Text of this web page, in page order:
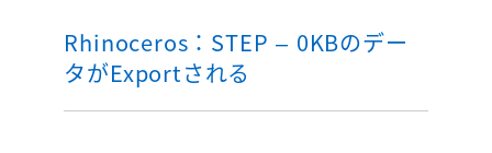
Rhinoceros：STEP – 0KBのデー
タがExportされる